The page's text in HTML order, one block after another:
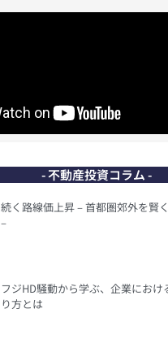
- 不動産投資コラム -
続く路線価上昇 – 首都圏郊外を賢
–
フジHD騒動から学ぶ、企業にお
り方とは